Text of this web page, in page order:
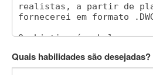
Quais habilidades são desejadas?